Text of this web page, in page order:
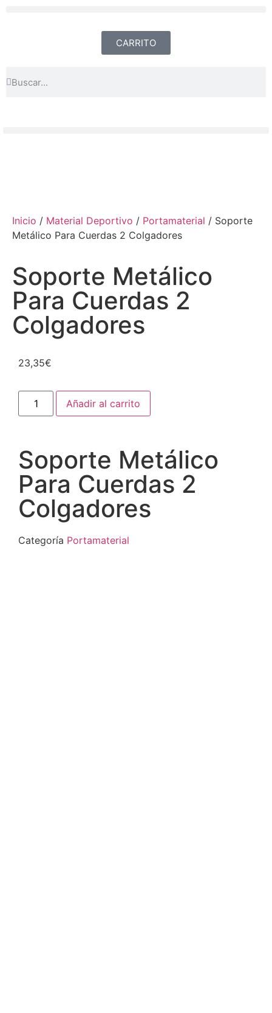
CARRITO
Inicio / Material Deportivo / Portamaterial / Soporte
Metálico Para Cuerdas 2 Colgadores
Soporte Metálico
Para Cuerdas 2
Colgadores
23,35€
Añadir al carrito
Soporte Metálico
Para Cuerdas 2
Colgadores
Categoría Portamaterial